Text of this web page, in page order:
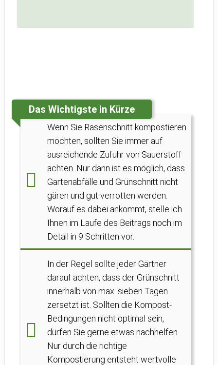
Das Wichtigste in Kürze
Wenn Sie Rasenschnitt kompostieren
möchten, sollten Sie immer auf
ausreichende Zufuhr von Sauerstoff
achten. Nur dann ist es möglich, dass
Gartenabfälle und Grünschnitt nicht
gären und gut verrotten werden.
Worauf es dabei ankommt, stelle ich
Ihnen im Laufe des Beitrags noch im
Detail in 9 Schritten vor.
In der Regel sollte jeder Gärtner
darauf achten, dass der Grünschnitt
innerhalb von max. sieben Tagen
zersetzt ist. Sollten die Kompost-
Bedingungen nicht optimal sein,
dürfen Sie gerne etwas nachhelfen.
Nur durch die richtige
Kompostierung entsteht wertvolle